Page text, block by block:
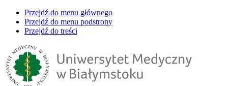
Przejdź do menu głównego
Przejdź do menu podstrony
Przejdź do treści